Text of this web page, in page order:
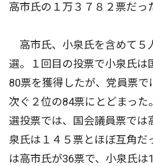
高市氏の１万３７８２票だっ
高市氏、小泉氏を含めて５
選。１回目の投票で小泉氏は
80票を獲得したが、党員票で
次ぐ２位の84票にとどまっ
選投票では、国会議員票では
泉氏は１４５票とほぼ互角だ
は高市氏が36票で、小泉氏